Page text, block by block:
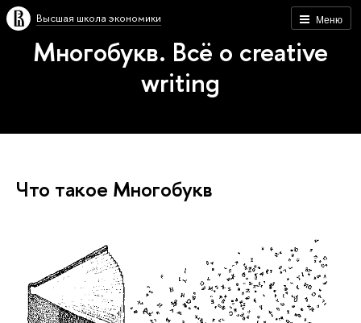
Меню
Высшая школа экономики
Многобукв. Всё о creative
writing
Что такое Многобукв